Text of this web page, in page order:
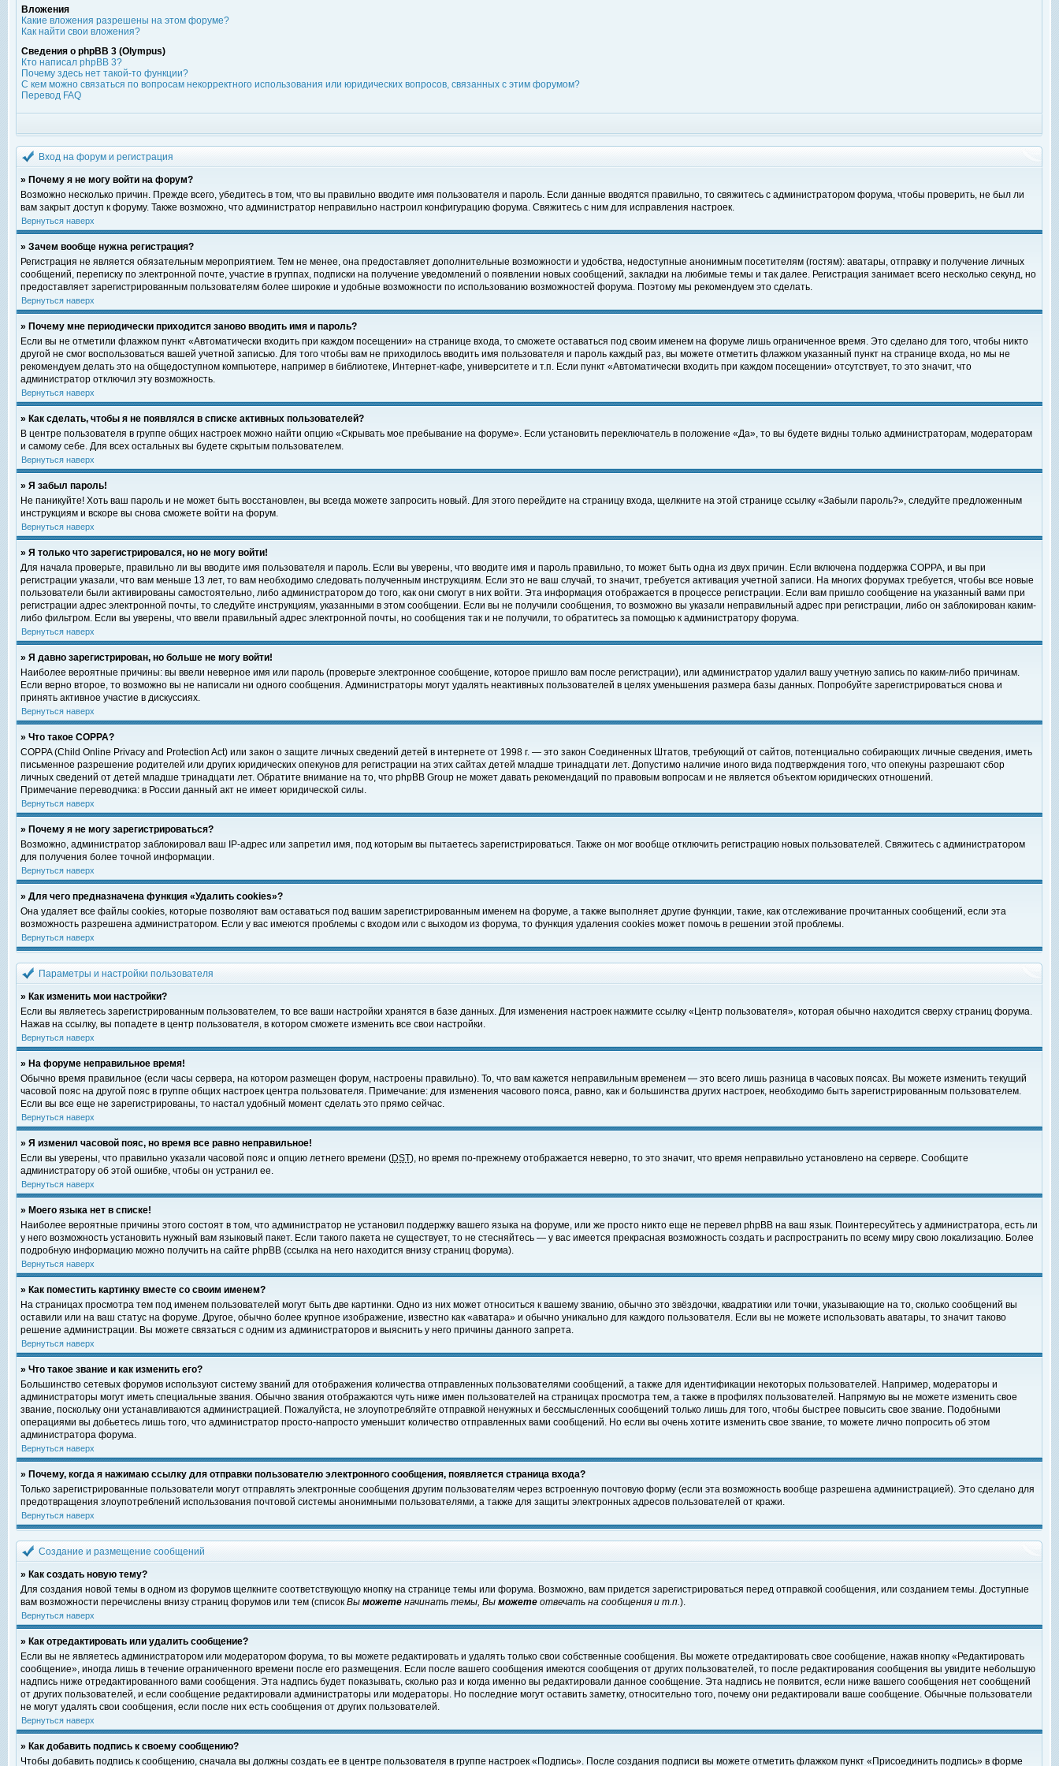
Вложения
Какие вложения разрешены на этом форуме?
Как найти свои вложения?
Сведения о phpBB 3 (Olympus)
Кто написал phpBB 3?
Почему здесь нет такой-то функции?
С кем можно связаться по вопросам некорректного использования или юридических вопросов, связанных с этим форумом?
Перевод FAQ
Вход на форум и регистрация
» Почему я не могу войти на форум?
Возможно несколько причин. Прежде всего, убедитесь в том, что вы правильно вводите имя пользователя и пароль. Если данные вводятся правильно, то свяжитесь с администратором форума, чтобы проверить, не был ли
вам закрыт доступ к форуму. Также возможно, что администратор неправильно настроил конфигурацию форума. Свяжитесь с ним для исправления настроек.
Вернуться наверх
» Зачем вообще нужна регистрация?
Регистрация не является обязательным мероприятием. Тем не менее, она предоставляет дополнительные возможности и удобства, недоступные анонимным посетителям (гостям): аватары, отправку и получение личных
сообщений, переписку по электронной почте, участие в группах, подписки на получение уведомлений о появлении новых сообщений, закладки на любимые темы и так далее. Регистрация занимает всего несколько секунд, но
предоставляет зарегистрированным пользователям более широкие и удобные возможности по использованию возможностей форума. Поэтому мы рекомендуем это сделать.
Вернуться наверх
» Почему мне периодически приходится заново вводить имя и пароль?
Если вы не отметили флажком пункт «Автоматически входить при каждом посещении» на странице входа, то сможете оставаться под своим именем на форуме лишь ограниченное время. Это сделано для того, чтобы никто
другой не смог воспользоваться вашей учетной записью. Для того чтобы вам не приходилось вводить имя пользователя и пароль каждый раз, вы можете отметить флажком указанный пункт на странице входа, но мы не
рекомендуем делать это на общедоступном компьютере, например в библиотеке, Интернет-кафе, университете и т.п. Если пункт «Автоматически входить при каждом посещении» отсутствует, то это значит, что
администратор отключил эту возможность.
Вернуться наверх
» Как сделать, чтобы я не появлялся в списке активных пользователей?
В центре пользователя в группе общих настроек можно найти опцию «Скрывать мое пребывание на форуме». Если установить переключатель в положение «Да», то вы будете видны только администраторам, модераторам
и самому себе. Для всех остальных вы будете скрытым пользователем.
Вернуться наверх
» Я забыл пароль!
Не паникуйте! Хоть ваш пароль и не может быть восстановлен, вы всегда можете запросить новый. Для этого перейдите на страницу входа, щелкните на этой странице ссылку «Забыли пароль?», следуйте предложенным
инструкциям и вскоре вы снова сможете войти на форум.
Вернуться наверх
» Я только что зарегистрировался, но не могу войти!
Для начала проверьте, правильно ли вы вводите имя пользователя и пароль. Если вы уверены, что вводите имя и пароль правильно, то может быть одна из двух причин. Если включена поддержка COPPA, и вы при
регистрации указали, что вам меньше 13 лет, то вам необходимо следовать полученным инструкциям. Если это не ваш случай, то значит, требуется активация учетной записи. На многих форумах требуется, чтобы все новые
пользователи были активированы самостоятельно, либо администратором до того, как они смогут в них войти. Эта информация отображается в процессе регистрации. Если вам пришло сообщение на указанный вами при
регистрации адрес электронной почты, то следуйте инструкциям, указанными в этом сообщении. Если вы не получили сообщения, то возможно вы указали неправильный адрес при регистрации, либо он заблокирован каким-
либо фильтром. Если вы уверены, что ввели правильный адрес электронной почты, но сообщения так и не получили, то обратитесь за помощью к администратору форума.
Вернуться наверх
» Я давно зарегистрирован, но больше не могу войти!
Наиболее вероятные причины: вы ввели неверное имя или пароль (проверьте электронное сообщение, которое пришло вам после регистрации), или администратор удалил вашу учетную запись по каким-либо причинам.
Если верно второе, то возможно вы не написали ни одного сообщения. Администраторы могут удалять неактивных пользователей в целях уменьшения размера базы данных. Попробуйте зарегистрироваться снова и
принять активное участие в дискуссиях.
Вернуться наверх
» Что такое COPPA?
COPPA (Child Online Privacy and Protection Act) или закон о защите личных сведений детей в интернете от 1998 г. — это закон Соединенных Штатов, требующий от сайтов, потенциально собирающих личные сведения, иметь
письменное разрешение родителей или других юридических опекунов для регистрации на этих сайтах детей младше тринадцати лет. Допустимо наличие иного вида подтверждения того, что опекуны разрешают сбор
личных сведений от детей младше тринадцати лет. Обратите внимание на то, что phpBB Group не может давать рекомендаций по правовым вопросам и не является объектом юридических отношений.
Примечание переводчика: в России данный акт не имеет юридической силы.
Вернуться наверх
» Почему я не могу зарегистрироваться?
Возможно, администратор заблокировал ваш IP-адрес или запретил имя, под которым вы пытаетесь зарегистрироваться. Также он мог вообще отключить регистрацию новых пользователей. Свяжитесь с администратором
для получения более точной информации.
Вернуться наверх
» Для чего предназначена функция «Удалить cookies»?
Она удаляет все файлы cookies, которые позволяют вам оставаться под вашим зарегистрированным именем на форуме, а также выполняет другие функции, такие, как отслеживание прочитанных сообщений, если эта
возможность разрешена администратором. Если у вас имеются проблемы с входом или с выходом из форума, то функция удаления cookies может помочь в решении этой проблемы.
Вернуться наверх
Параметры и настройки пользователя
» Как изменить мои настройки?
Если вы являетесь зарегистрированным пользователем, то все ваши настройки хранятся в базе данных. Для изменения настроек нажмите ссылку «Центр пользователя», которая обычно находится сверху страниц форума.
Нажав на ссылку, вы попадете в центр пользователя, в котором сможете изменить все свои настройки.
Вернуться наверх
» На форуме неправильное время!
Обычно время правильное (если часы сервера, на котором размещен форум, настроены правильно). То, что вам кажется неправильным временем — это всего лишь разница в часовых поясах. Вы можете изменить текущий
часовой пояс на другой пояс в группе общих настроек центра пользователя. Примечание: для изменения часового пояса, равно, как и большинства других настроек, необходимо быть зарегистрированным пользователем.
Если вы все еще не зарегистрированы, то настал удобный момент сделать это прямо сейчас.
Вернуться наверх
» Я изменил часовой пояс, но время все равно неправильное!
Если вы уверены, что правильно указали часовой пояс и опцию летнего времени (DST), но время по-прежнему отображается неверно, то это значит, что время неправильно установлено на сервере. Сообщите
администратору об этой ошибке, чтобы он устранил ее.
Вернуться наверх
» Моего языка нет в списке!
Наиболее вероятные причины этого состоят в том, что администратор не установил поддержку вашего языка на форуме, или же просто никто еще не перевел phpBB на ваш язык. Поинтересуйтесь у администратора, есть ли
у него возможность установить нужный вам языковый пакет. Если такого пакета не существует, то не стесняйтесь — у вас имеется прекрасная возможность создать и распространить по всему миру свою локализацию. Более
подробную информацию можно получить на сайте phpBB (ссылка на него находится внизу страниц форума).
Вернуться наверх
» Как поместить картинку вместе со своим именем?
На страницах просмотра тем под именем пользователей могут быть две картинки. Одно из них может относиться к вашему званию, обычно это звёздочки, квадратики или точки, указывающие на то, сколько сообщений вы
оставили или на ваш статус на форуме. Другое, обычно более крупное изображение, известно как «аватара» и обычно уникально для каждого пользователя. Если вы не можете использовать аватары, то значит таково
решение администрации. Вы можете связаться с одним из администраторов и выяснить у него причины данного запрета.
Вернуться наверх
» Что такое звание и как изменить его?
Большинство сетевых форумов используют систему званий для отображения количества отправленных пользователями сообщений, а также для идентификации некоторых пользователей. Например, модераторы и
администраторы могут иметь специальные звания. Обычно звания отображаются чуть ниже имен пользователей на страницах просмотра тем, а также в профилях пользователей. Напрямую вы не можете изменить свое
звание, поскольку они устанавливаются администрацией. Пожалуйста, не злоупотребляйте отправкой ненужных и бессмысленных сообщений только лишь для того, чтобы быстрее повысить свое звание. Подобными
операциями вы добьетесь лишь того, что администратор просто-напросто уменьшит количество отправленных вами сообщений. Но если вы очень хотите изменить свое звание, то можете лично попросить об этом
администратора форума.
Вернуться наверх
» Почему, когда я нажимаю ссылку для отправки пользователю электронного сообщения, появляется страница входа?
Только зарегистрированные пользователи могут отправлять электронные сообщения другим пользователям через встроенную почтовую форму (если эта возможность вообще разрешена администрацией). Это сделано для
предотвращения злоупотреблений использования почтовой системы анонимными пользователями, а также для защиты электронных адресов пользователей от кражи.
Вернуться наверх
Создание и размещение сообщений
» Как создать новую тему?
Для создания новой темы в одном из форумов щелкните соответствующую кнопку на странице темы или форума. Возможно, вам придется зарегистрироваться перед отправкой сообщения, или созданием темы. Доступные
вам возможности перечислены внизу страниц форумов или тем (список Вы можете начинать темы, Вы можете отвечать на сообщения и т.п.).
Вернуться наверх
» Как отредактировать или удалить сообщение?
Если вы не являетесь администратором или модератором форума, то вы можете редактировать и удалять только свои собственные сообщения. Вы можете отредактировать свое сообщение, нажав кнопку «Редактировать
сообщение», иногда лишь в течение ограниченного времени после его размещения. Если после вашего сообщения имеются сообщения от других пользователей, то после редактирования сообщения вы увидите небольшую
надпись ниже отредактированного вами сообщения. Эта надпись будет показывать, сколько раз и когда именно вы редактировали данное сообщение. Эта надпись не появится, если ниже вашего сообщения нет сообщений
от других пользователей, и если сообщение редактировали администраторы или модераторы. Но последние могут оставить заметку, относительно того, почему они редактировали ваше сообщение. Обычные пользователи
не могут удалять свои сообщения, если после них есть сообщения от других пользователей.
Вернуться наверх
» Как добавить подпись к своему сообщению?
Чтобы добавить подпись к сообщению, сначала вы должны создать ее в центре пользователя в группе настроек «Подпись». После создания подписи вы можете отметить флажком пункт «Присоединить подпись» в форме